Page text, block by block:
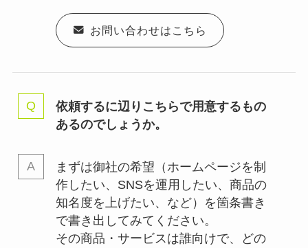
お問い合わせはこちら
依頼するに辺りこちらで用意するもの
あるのでしょうか。
まずは御社の希望（ホームページを制
作したい、SNSを運用したい、商品の
知名度を上げたい、など）を箇条書き
で書き出してみてください。
その商品・サービスは誰向けで、どの